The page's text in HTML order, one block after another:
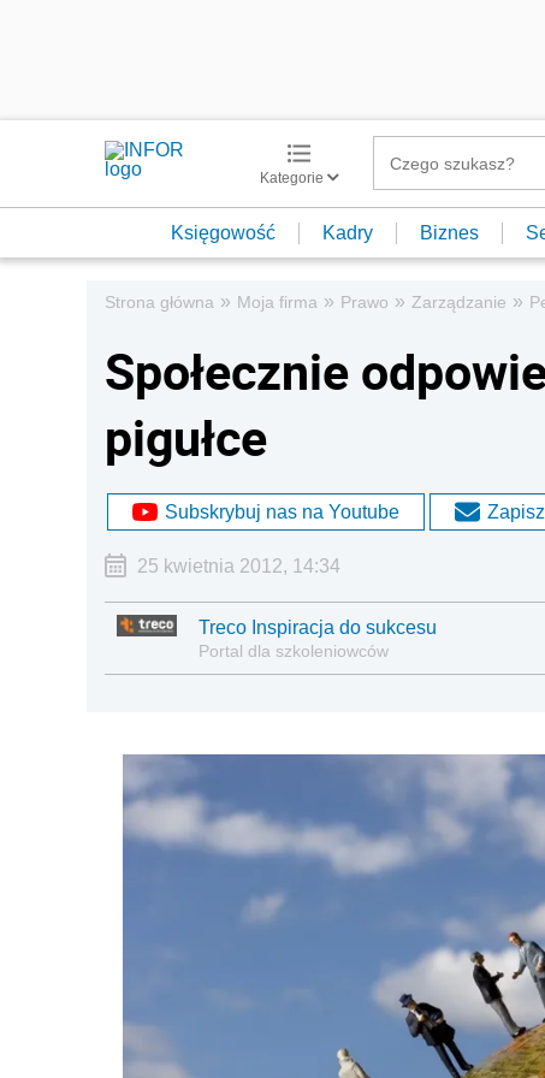
Kategorie
Księgowość Kadry Biznes
Strona główna » Moja firma » Prawo » Zarządzanie »
Społecznie
pigułce
Subskrybuj nas na Youtube
25 kwietnia 2012, 14:34
Treco Inspiracja do sukcesu
Portal dla szkoleniowców